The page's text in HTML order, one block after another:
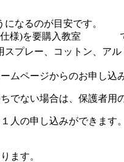
なるのが目安です。
仕様)を要購入教室 で
スプレー、コットン、ア
ムページからのお申し込
でない場合は、保護者用
人の申し込みができま
ます。